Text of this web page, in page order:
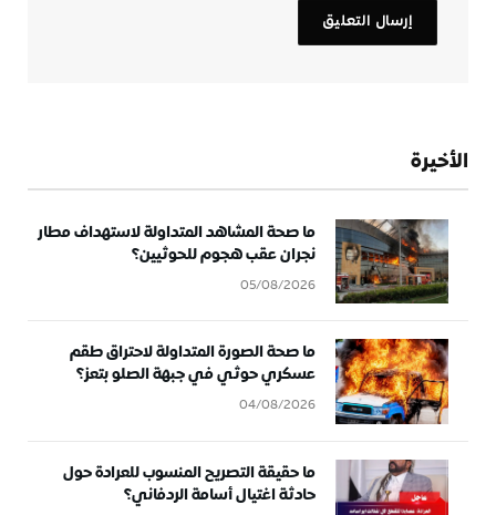
الأخيرة
ما صحة المشاهد المتداولة لاستهداف مطار
نجران عقب هجوم للحوثيين؟
05/08/2026
ما صحة الصورة المتداولة لاحتراق طقم
عسكري حوثي في جبهة الصلو بتعز؟
04/08/2026
ما حقيقة التصريح المنسوب للعرادة حول
حادثة اغتيال أسامة الردفاني؟